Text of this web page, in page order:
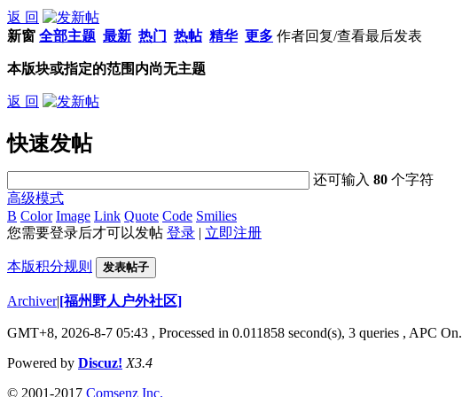
返 回
新窗 全部主题 最新 热门 热帖 精华 更多 作者回复/查看最后发表
本版块或指定的范围内尚无主题
返 回
快速发帖
还可输入80 个字符
高级模式
B Color Image Link Quote Code Smilies
您需要登录后才可以发帖 登录 | 立即注册
本版积分规则 发表帖子
Archiver|[福州野人户外社区]
GMT+8, 2026-8-7 05:43 , Processed in 0.011858 second(s), 3 queries , APC On.
Powered by Discuz! X3.4
© 2001-2017 Comsenz Inc.